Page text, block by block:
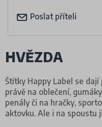
Poslat příteli
HVĚZDA
Štítky Happy Label se
právě na oblečení,
penály či na hračky,
aktovku. Ale i na spoustu